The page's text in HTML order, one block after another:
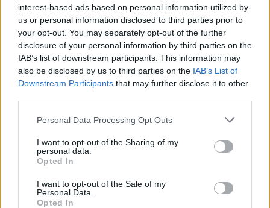
interest-based ads based on personal information utilized by
us or personal information disclosed to third parties prior to
your opt-out. You may separately opt-out of the further
disclosure of your personal information by third parties on the
IAB’s list of downstream participants. This information may
also be disclosed by us to third parties on the IAB’s List of
Downstream Participants that may further disclose it to other
Please note that this website/app uses one or more Google
not limited to your visit or usage behaviour. You may click to
grant or deny consent to Google and its third-party tags to
use your data for below specified purposes in below Google
consent section.
Personal Data Processing Opt Outs
I want to opt-out of the Sharing of my
personal data.
Opted In
I want to opt-out of the Sale of my
Personal Data.
Opted In